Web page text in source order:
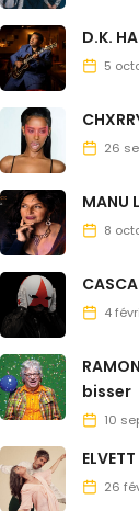
D.K.
5
26
MANU
8
4
bisser
10
26